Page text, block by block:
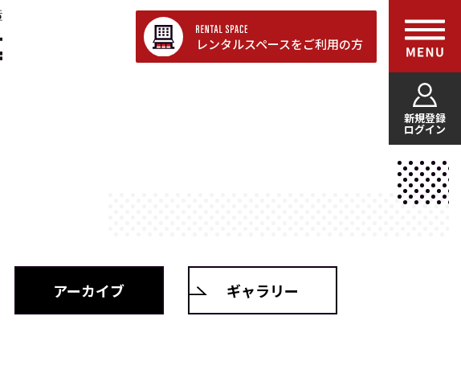
新規登録
ログイン
レンタルスペースをご利用の方
アーカイブ ギャラリー